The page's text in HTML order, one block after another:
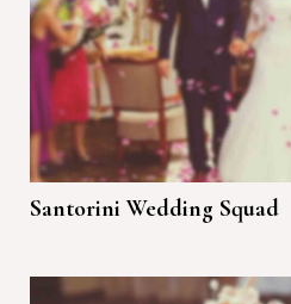
Santorini Wedding Squad